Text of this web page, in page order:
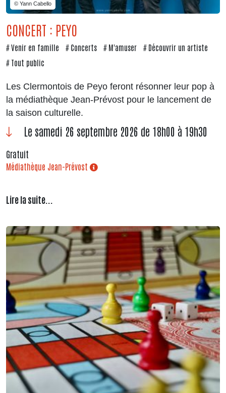
© Yann Cabello
CONCERT : PEYO
Venir en famille Concerts M'amuser
Découvrir un artiste
Tout public
Les Clermontois de Peyo feront résonner leur pop à
la médiathèque Jean-Prévost pour le lancement de
la saison culturelle.
Le samedi 26 septembre 2026 de 18h00 à 19h30
Gratuit
Médiathèque Jean-Prévost
Lire la suite...